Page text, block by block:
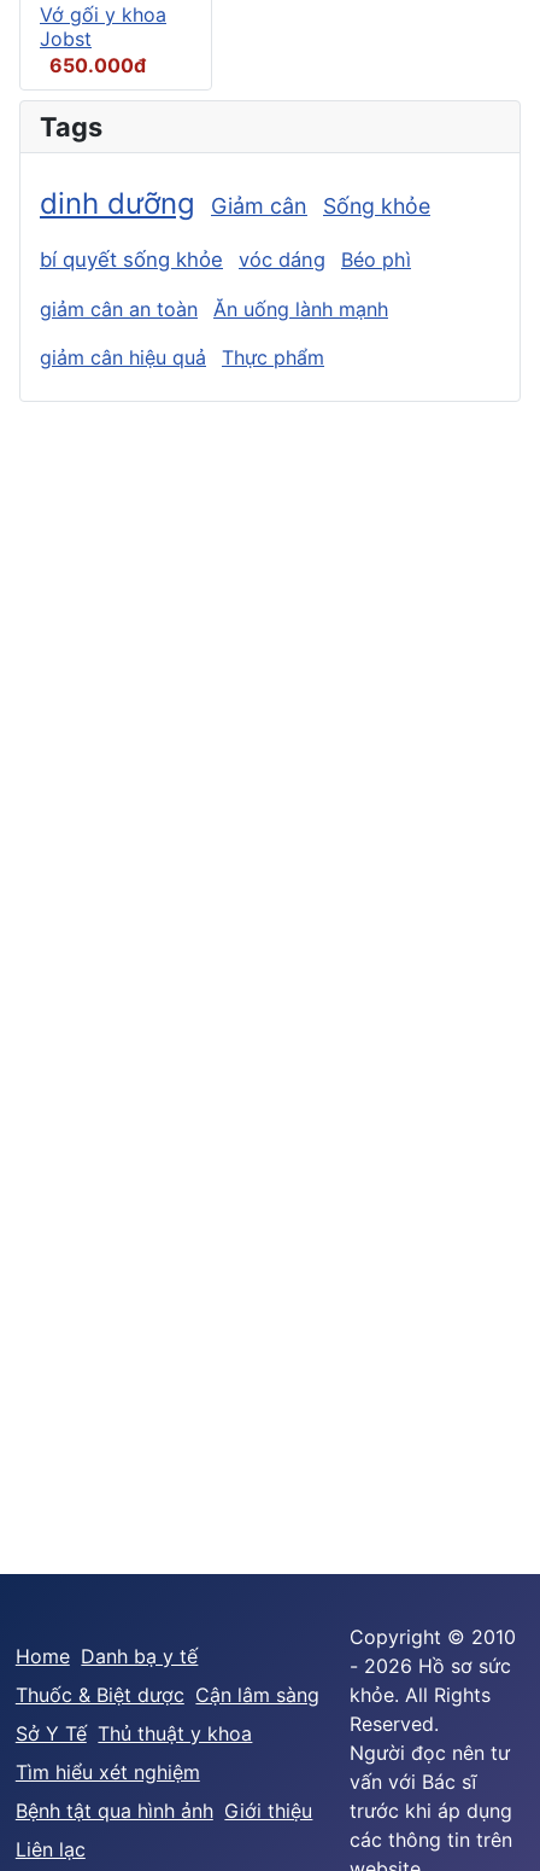
Vớ gối y khoa
Jobst
650.000đ
Tags
dinh dưỡng Giảm cân Sống khỏe
bí quyết sống khỏe vóc dáng Béo phì
giảm cân an toàn
Ăn uống lành mạnh
giảm cân hiệu quả
Thực phẩm
Home Danh bạ y tế
Thuốc & Biệt dược Cận lâm sàng
Sở Y Tế Thủ thuật y khoa
Tìm hiểu xét nghiệm
Bệnh tật qua hình ảnh Giới thiệu
Liên lạc
Copyright © 2010
- 2026 Hồ sơ sức
khỏe. All Rights
Reserved.
Người đọc nên tư
vấn với Bác sĩ
trước khi áp dụng
các thông tin trên